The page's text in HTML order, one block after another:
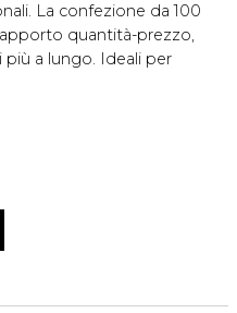
La confezione da 100
quantità-prezzo,
a lungo. Ideali per